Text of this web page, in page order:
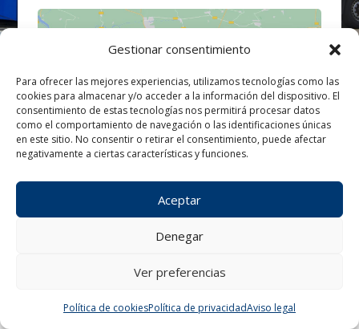
Gestionar consentimiento
Para ofrecer las mejores experiencias, utilizamos tecnologías como las
cookies para almacenar y/o acceder a la información del dispositivo. El
consentimiento de estas tecnologías nos permitirá procesar datos
como el comportamiento de navegación o las identificaciones únicas
en este sitio. No consentir o retirar el consentimiento, puede afectar
negativamente a ciertas características y funciones.
Aceptar
Denegar
Ver preferencias
Política de cookiesPolítica de privacidadAviso legal
Haz clic para aceptar cookies de
marketing y permitir este contenido
¿Tienes alguna consulta?